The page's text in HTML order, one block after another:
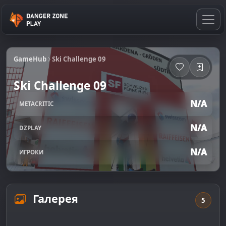
GameHub Ski Challenge 09
Ski Challenge 09
METACRITIC N/A
DZPLAY N/A
ИГРОКИ N/A
Галерея 5